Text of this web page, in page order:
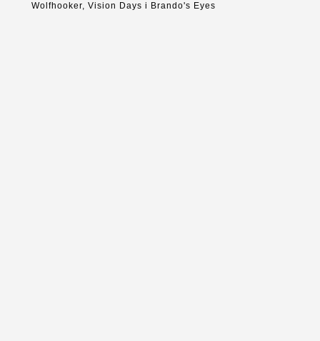
Wolfhooker, Vision Days i Brando's Eyes